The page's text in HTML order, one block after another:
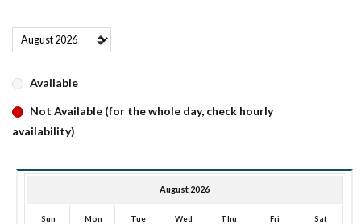
Available
Not Available (for the whole day, check hourly
availability)
August 2026
Sun Mon Tue Wed Thu Fri Sat